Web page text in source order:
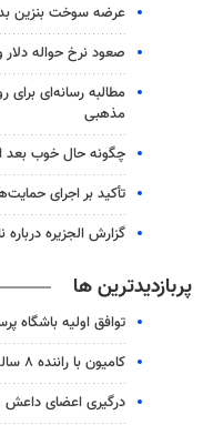
عرضه سوخت بنزین
صعود نرخ حواله دلار
مطالبه رسانه‌ای
مذهبی
چگونه حال خوب بعد
تأکید بر اجرای
گزارش الجزیره
پربازدیدترین ها
توافق اولیه باشگاه
کامیون با راننده ۸ ساله در اصفهان توقیف شد
درگیری اعضای داعش